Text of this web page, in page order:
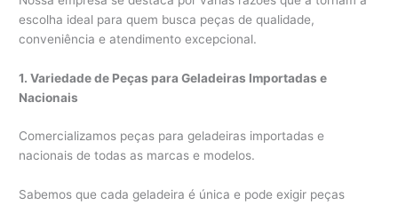
escolha ideal para quem busca peças de qualidade,
conveniência e atendimento excepcional.
1. Variedade de Peças para Geladeiras Importadas e
Nacionais
Comercializamos peças para geladeiras importadas e
nacionais de todas as marcas e modelos.
Sabemos que cada geladeira é única e pode exigir peças